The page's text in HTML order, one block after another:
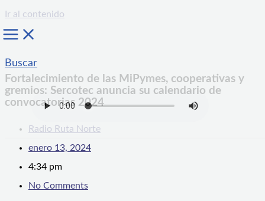
Ir al contenido
Buscar
Fortalecimiento de las MiPymes, cooperativas y
gremios: Sercotec anuncia su calendario de
convocatorias 2024
Radio Ruta Norte
enero 13, 2024
4:34 pm
No Comments